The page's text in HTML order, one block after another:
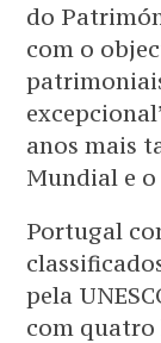
do
com o
anos mais
Mundial e
Portugal
pela
com quatro